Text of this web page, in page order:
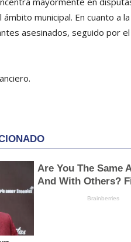
municipal. En cuanto a
asesinados, seguido por